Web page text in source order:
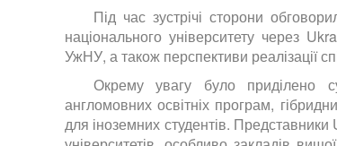
Під час зустрічі сторони
національного університету через
УжНУ, а також перспективи реалізації
Окрему увагу було приділено
англомовних освітніх програм,
для іноземних студентів.